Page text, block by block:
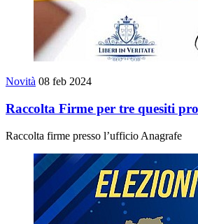
Novità 08 feb 2024
Raccolta Firme per tre quesiti
Raccolta firme presso l’ufficio Anagrafe